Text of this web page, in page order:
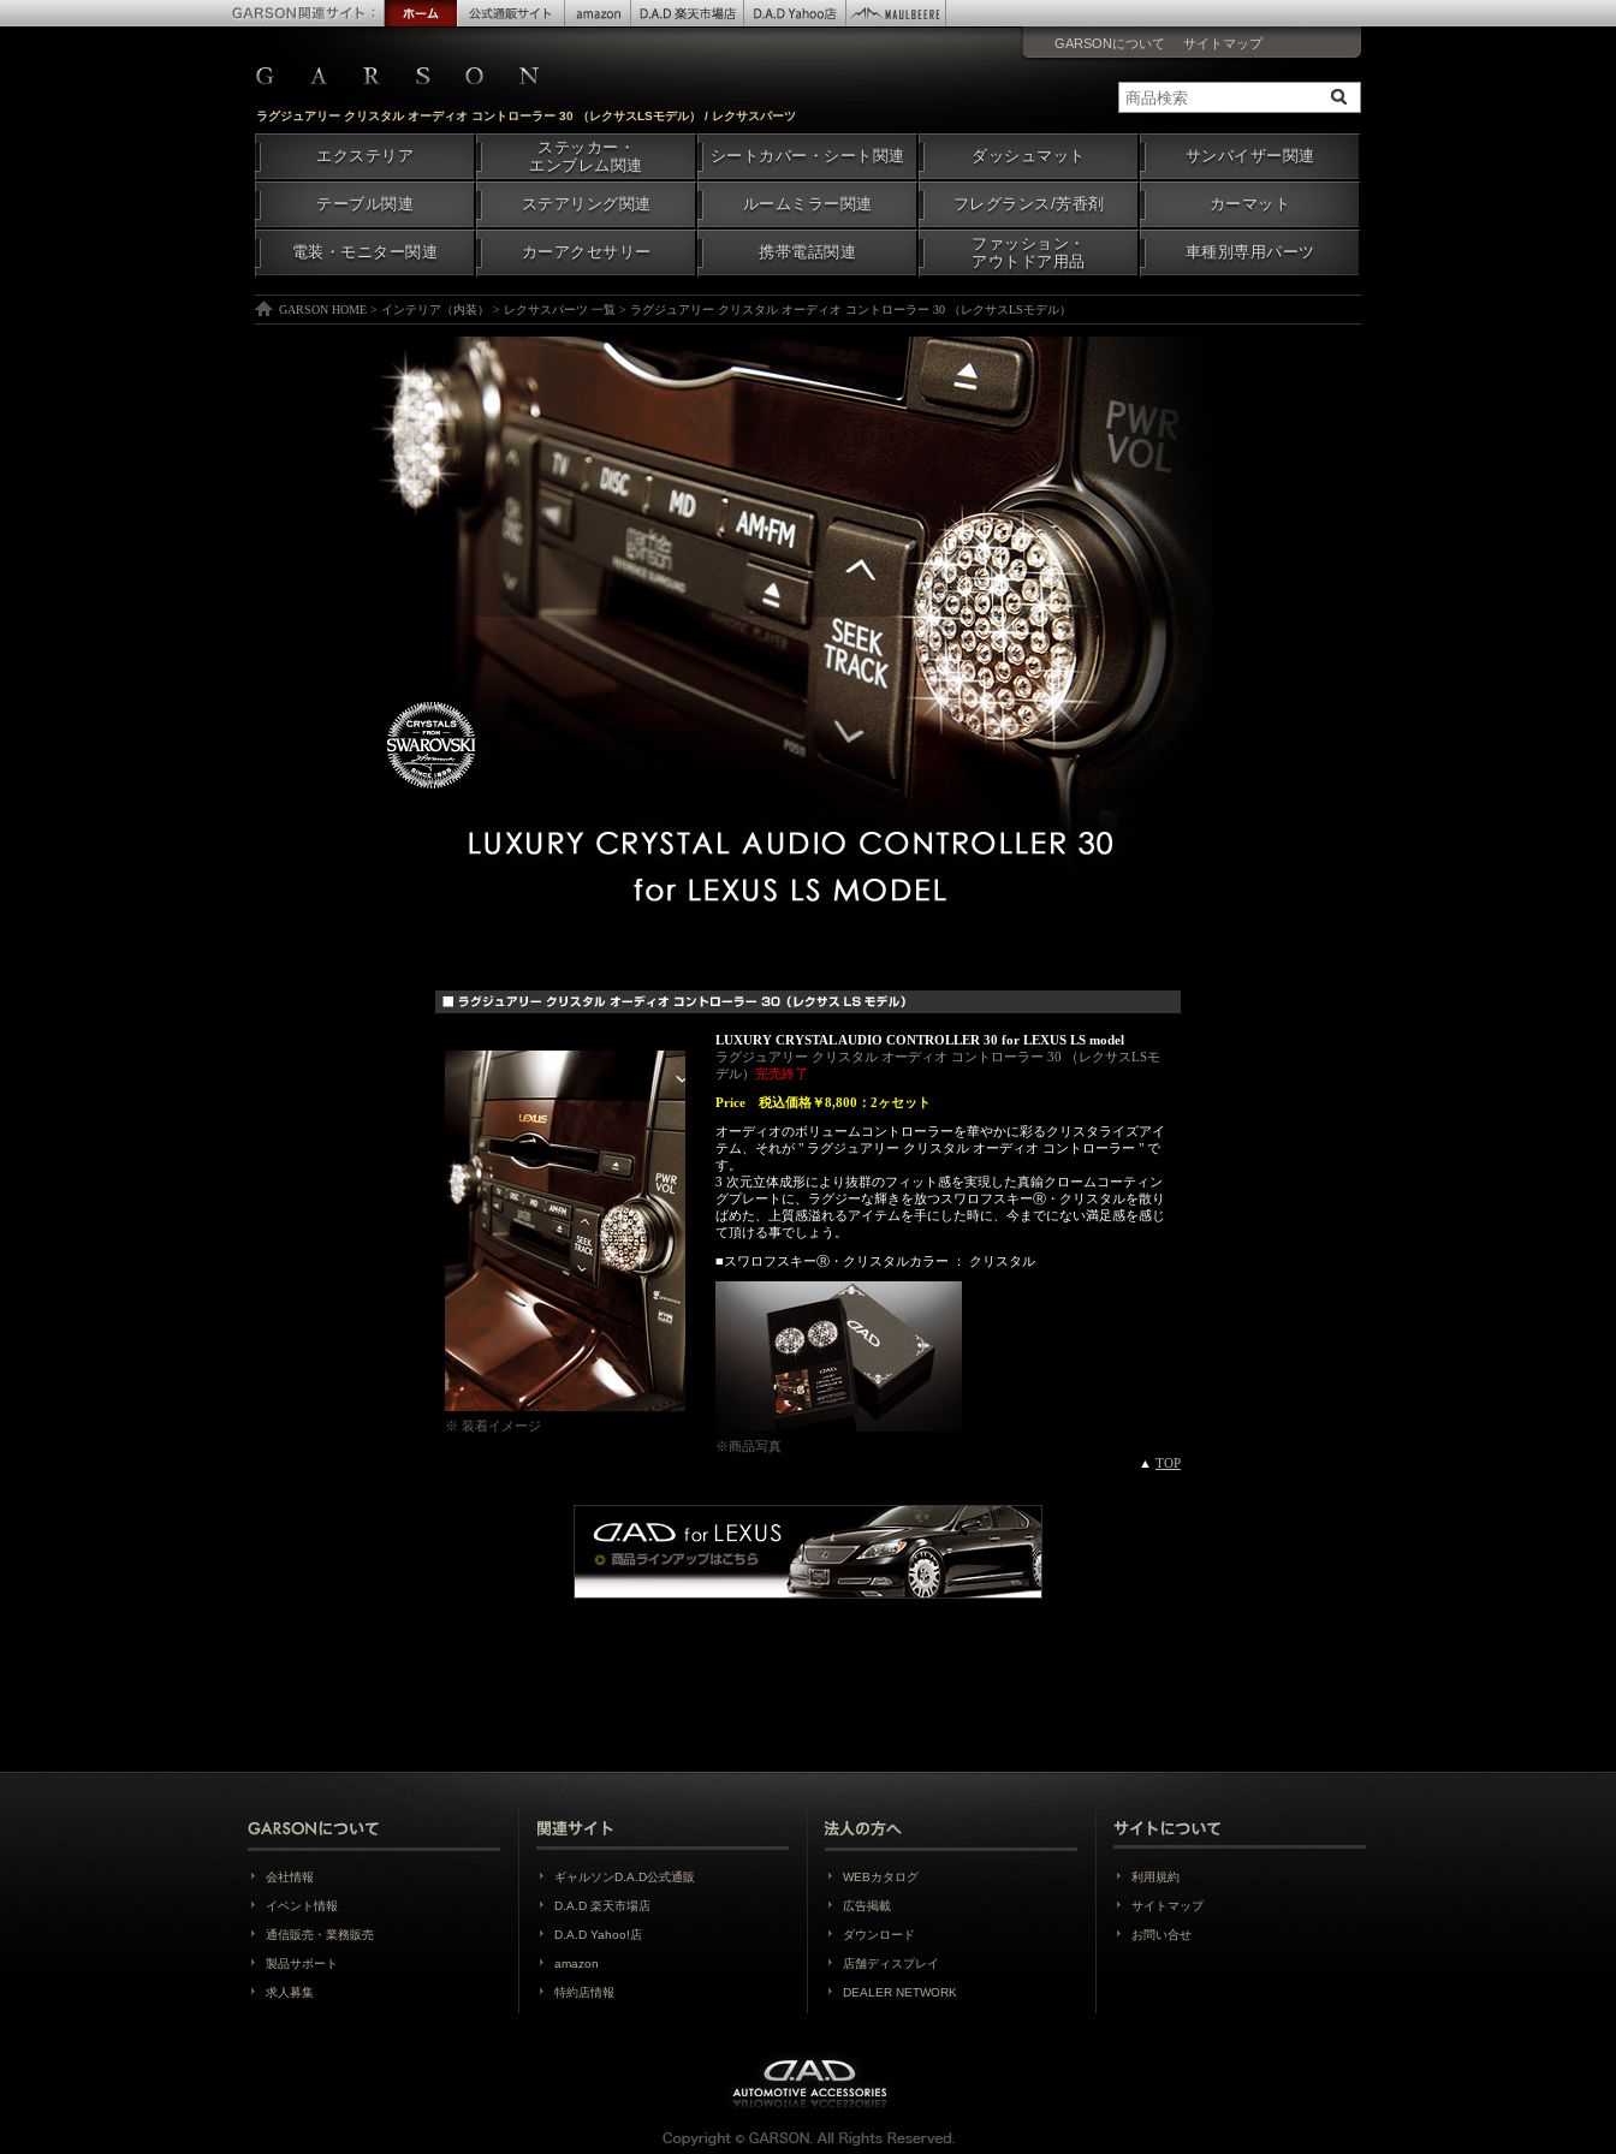
ラグジュアリー クリスタル オーディオ コントローラー 30 （レクサスLSモデル） / レクサスパーツ
エクステリア
ステッカー・
エンブレム関連
シートカバー・シート関連 ダッシュマット サンバイザー関連
テーブル関連 ステアリング関連 ルームミラー関連 フレグランス/芳香剤 カーマット
電装・モニター関連 カーアクセサリー 携帯電話関連
ファッション・
アウトドア用品
車種別専用パーツ
GARSONについて サイトマップ
GARSON HOME > インテリア（内装） > レクサスパーツ 一覧 > ラグジュアリー クリスタル オーディオ コントローラー 30 （レクサスLSモデル）
※ 装着イメージ
LUXURY CRYSTAL AUDIO CONTROLLER 30 for LEXUS LS model
ラグジュアリー クリスタル オーディオ コントローラー 30 （レクサスLSモ
デル） 完売終了
Price 税込価格￥8,800：2ヶセット
オーディオのボリュームコントローラーを華やかに彩るクリスタライズアイ
テム、それが " ラグジュアリー クリスタル オーディオ コントローラー " で
す。
3 次元立体成形により抜群のフィット感を実現した真鍮クロームコーティン
グプレートに、ラグジーな輝きを放つスワロフスキーⓇ・クリスタルを散り
ばめた、上質感溢れるアイテムを手にした時に、今までにない満足感を感じ
て頂ける事でしょう。
■スワロフスキーⓇ・クリスタルカラー ： クリスタル
※商品写真
▲ TOP
会社情報
イベント情報
通信販売・業務販売
製品サポート
求人募集
ギャルソンD.A.D公式通販
D.A.D 楽天市場店
D.A.D Yahoo!店
amazon
特約店情報
WEBカタログ
広告掲載
ダウンロード
店舗ディスプレイ
DEALER NETWORK
利用規約
サイトマップ
お問い合せ